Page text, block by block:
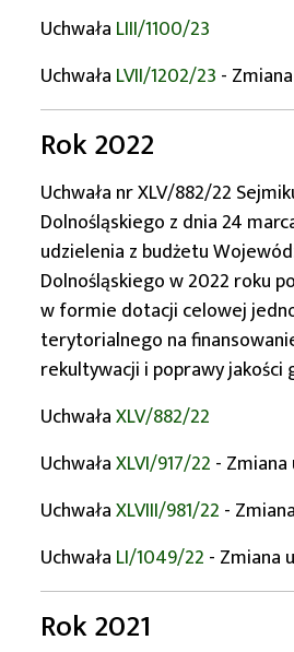
Uchwała LIII/1100/23
Uchwała LVII/1202/23 -
Rok 2022
Uchwała nr XLV/882/22
Dolnośląskiego z dnia 24
udzielenia z budżetu
Dolnośląskiego w 2022 roku
w formie dotacji celowej
terytorialnego na
rekultywacji i poprawy jakości
UchwałaXLV/882/22
UchwałaXLVI/917/22 - Zmiana
UchwałaXLVIII/981/22 -
Uchwała LI/1049/22 - Zmiana
Rok 2021